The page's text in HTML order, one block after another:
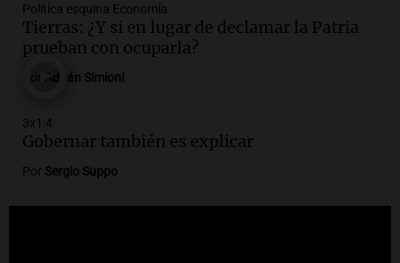
propiedad privada genera preocupación
y críticas entre senadores
Panorama Federal
Episodios
Marocco
Episodios
Audio.Ordenan el reintegro de dos
Política esquina Economía
Tierras: ¿Y si en lugar de declamar la Patria
prueban con ocuparla?
Adrián Simioni
3x1:4
Gobernar también es explicar
Por Sergio Suppo